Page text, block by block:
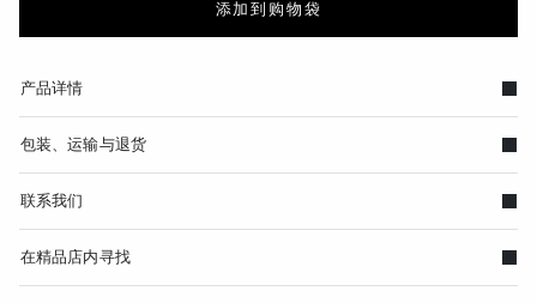
添加到购物袋
产品详情
包装、运输与退货
联系我们
在精品店内寻找